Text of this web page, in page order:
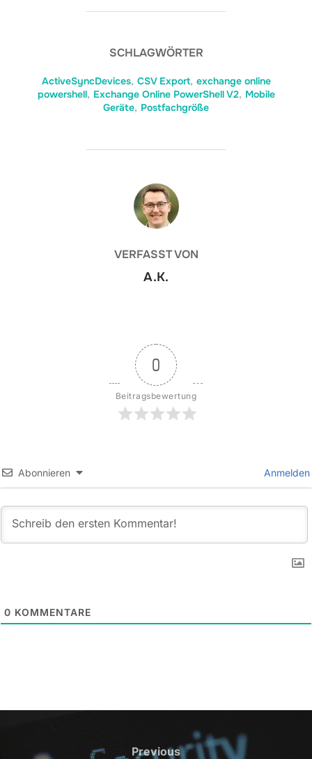
SCHLAGWÖRTER
ActiveSyncDevices, CSV Export, exchange online
powershell, Exchange Online PowerShell V2, Mobile
Geräte, Postfachgröße
BEITRAGSAUTOR
VERFASST VON
A.K.
0
Beitragsbewertung
Abonnieren Anmelden
0 KOMMENTARE
Previous
Previous